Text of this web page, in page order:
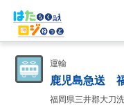
運輸
鹿児島急送
福岡県三井郡大刀